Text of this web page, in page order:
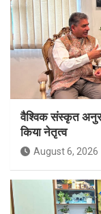
वैश्विक संस्कृत
किया नेतृत्व
August 6, 2026